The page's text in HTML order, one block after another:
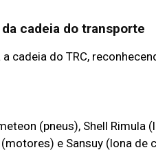
cadeia do transporte
cadeia do TRC,
(pneus), Shell Rimula
e Sansuy (lona de